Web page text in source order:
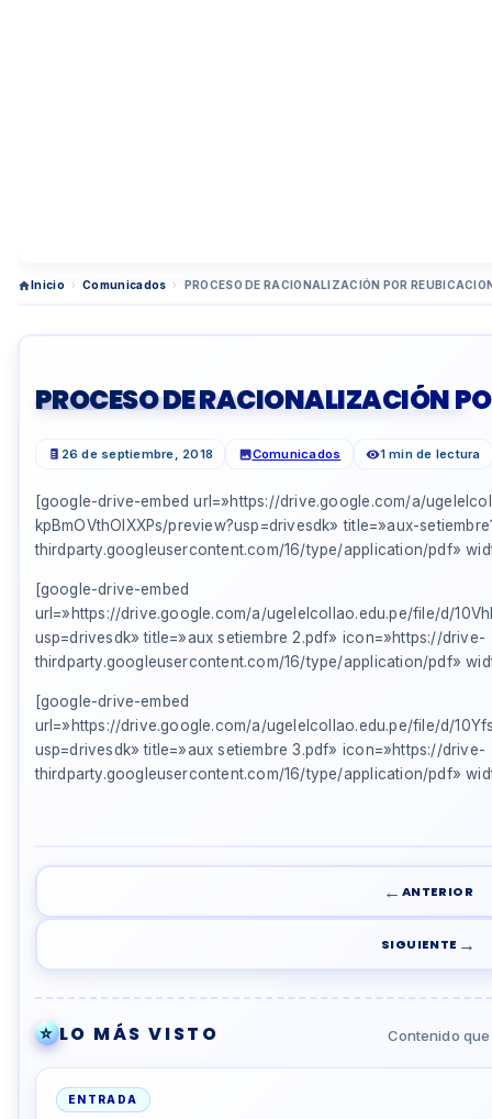
Inicio › Comunicados › PROCESO DE RACIONALIZACIÓN POR
PROCESO DE RACIONALIZACIÓN
26 de septiembre, 2018 Comunicados 1 min de lectura
[google-drive-embed url=»https://drive.google.com/a/
kpBmOVthOlXXPs/preview?usp=drivesdk» title=»aux-
thirdparty.googleusercontent.com/16/type/application/pdf»
[google-drive-embed
url=»https://drive.google.com/a/ugelelcollao.edu.pe/file/d/
usp=drivesdk» title=»aux setiembre 2.pdf» icon=»https://drive-
thirdparty.googleusercontent.com/16/type/application/pdf»
[google-drive-embed
url=»https://drive.google.com/a/ugelelcollao.edu.pe/file/d/
usp=drivesdk» title=»aux setiembre 3.pdf» icon=»https://drive-
thirdparty.googleusercontent.com/16/type/application/pdf»
← ANTERIOR
SIGUIENTE →
⭐LO MÁS VISTO Contenido
ENTRADA